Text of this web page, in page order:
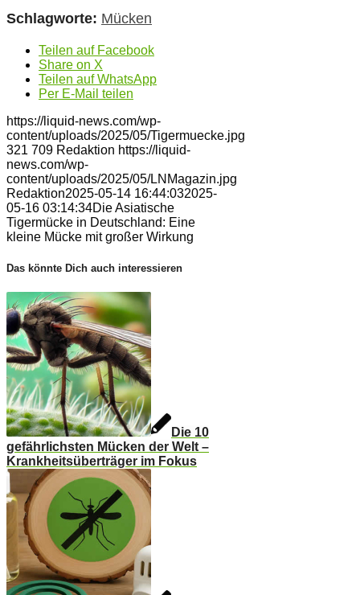
Schlagworte: Mücken
Teilen auf Facebook
Share on X
Teilen auf WhatsApp
Per E-Mail teilen
https://liquid-news.com/wp-
content/uploads/2025/05/Tigermuecke.jpg
321 709 Redaktion https://liquid-
news.com/wp-
content/uploads/2025/05/LNMagazin.jpg
Redaktion2025-05-14 16:44:032025-
05-16 03:14:34Die Asiatische
Tigermücke in Deutschland: Eine
kleine Mücke mit großer Wirkung
Das könnte Dich auch interessieren
Die 10
gefährlichsten Mücken der Welt –
Krankheitsüberträger im Fokus